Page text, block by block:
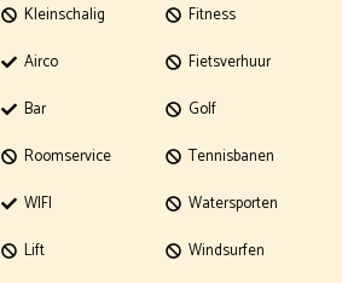
Kleinschalig
Airco
Bar
Roomservice
WIFI
Lift
Fitness
Fietsverhuur
Golf
Tennisbanen
Watersporten
Windsurfen